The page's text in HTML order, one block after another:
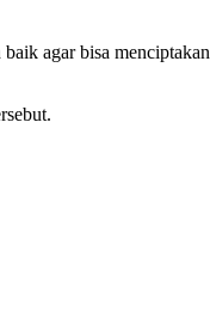
agar bisa